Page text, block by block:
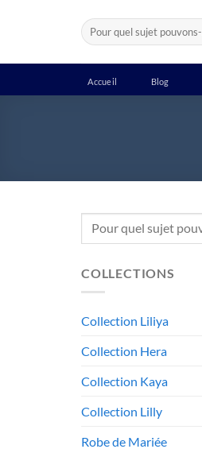
Recherche
pour :
Accueil Blog
Recherche
COLLECTIONS
Collection Liliya
Collection Hera
Collection Kaya
Collection Lilly
Robe de Mariée